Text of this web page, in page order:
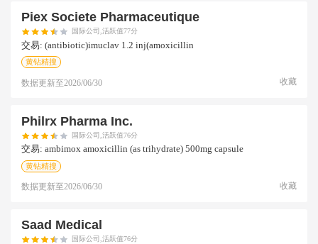
Piex Societe Pharmaceutique
国际公司,活跃值77分
交易: (antibiotic)imuclav 1.2 inj(amoxicillin
黄钻精搜
数据更新至2026/06/30 收藏
Philrx Pharma Inc.
国际公司,活跃值76分
交易: ambimox amoxicillin (as trihydrate) 500mg capsule
黄钻精搜
数据更新至2026/06/30 收藏
Saad Medical
国际公司,活跃值76分